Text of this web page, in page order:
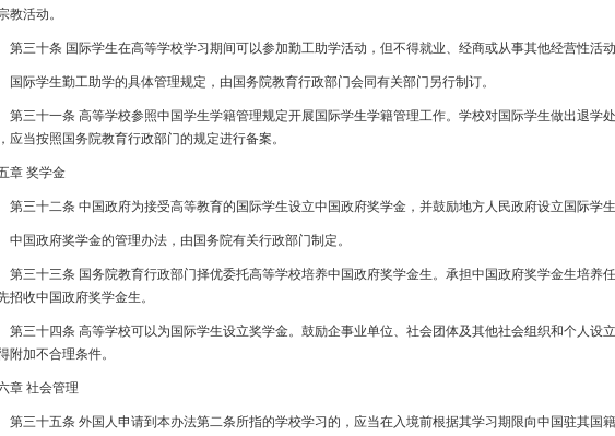
教活动。
三十条 国际学生在高等学校学习期间可以参加勤工助学活动，但不得就业、经商或从事其他经营性活动
际学生勤工助学的具体管理规定，由国务院教育行政部门会同有关部门另行制订。
三十一条 高等学校参照中国学生学籍管理规定开展国际学生学籍管理工作。学校对国际学生做出退学
应当按照国务院教育行政部门的规定进行备案。
章 奖学金
三十二条 中国政府为接受高等教育的国际学生设立中国政府奖学金，并鼓励地方人民政府设立国际学生
国政府奖学金的管理办法，由国务院有关行政部门制定。
三十三条 国务院教育行政部门择优委托高等学校培养中国政府奖学金生。承担中国政府奖学金生培养
招收中国政府奖学金生。
三十四条 高等学校可以为国际学生设立奖学金。鼓励企事业单位、社会团体及其他社会组织和个人设
附加不合理条件。
章 社会管理
三十五条 外国人申请到本办法第二条所指的学校学习的，应当在入境前根据其学习期限向中国驻其国